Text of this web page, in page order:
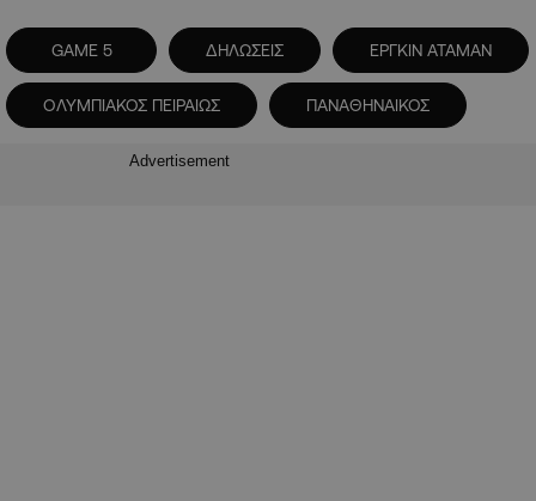
GAME 5 ΔΗΛΩΣΕΙΣ ΕΡΓΚΙΝ ΑΤΑΜΑΝ
ΟΛΥΜΠΙΑΚΟΣ ΠΕΙΡΑΙΩΣ ΠΑΝΑΘΗΝΑΙΚΟΣ
Advertisement